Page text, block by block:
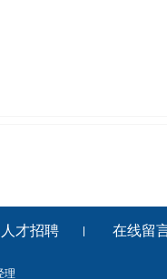
人才招聘 在线留
理